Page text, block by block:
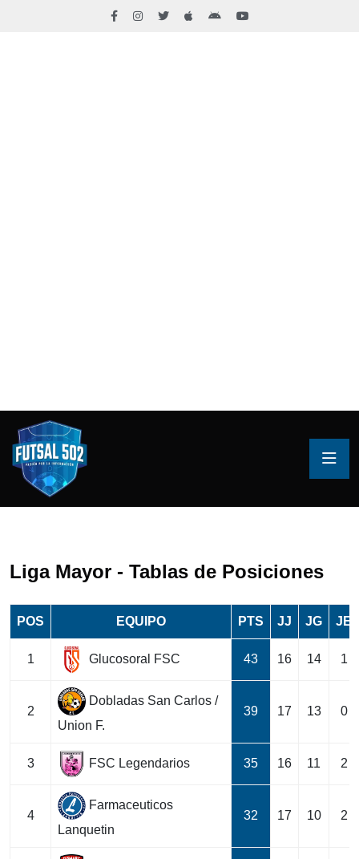
Liga Mayor - Tablas de Posiciones
POS EQUIPO PTS JJ JG JE
1 Glucosoral FSC 43 16 14 1
2
Dobladas San Carlos /
Union F.
39 17 13 0
3 FSC Legendarios 35 16 11 2
4
Farmaceuticos
Lanquetin
32 17 10 2